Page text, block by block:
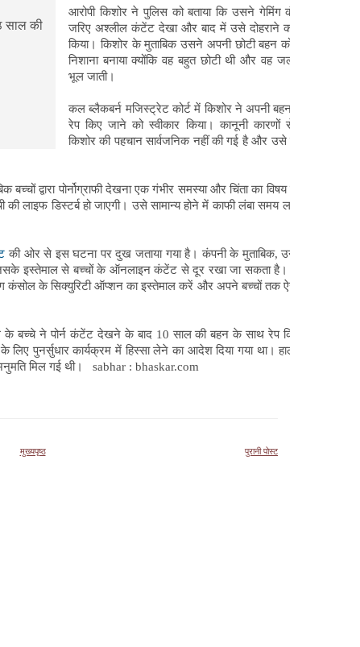
आरोपी किशोर ने पुलिस को बताया कि उसने गेमिंग कंसोल के
जरिए अश्लील कंटेंट देखा और बाद में उसे दोहराने का फैसला
किया। किशोर के मुताबिक उसने अपनी छोटी बहन को इसलिए
निशाना बनाया क्योंकि वह बहुत छोटी थी और वह जल्द ये सब
भूल जाती।
कल ब्लैकबर्न मजिस्ट्रेट कोर्ट में किशोर ने अपनी बहन के साथ
रेप किए जाने को स्वीकार किया। कानूनी कारणों से आरोपी
किशोर की पहचान सार्वजनिक नहीं की गई है और उसे रिश्तेदारों
द्वारा पोर्नोग्राफी देखना एक गंभीर समस्या और चिंता का विषय बनता जा
लाइफ डिस्टर्ब हो जाएगी। उसे सामान्य होने में काफी लंबा समय लग सकता
की ओर से इस घटना पर दुख जताया गया है। कंपनी के मुताबिक, उनके सभी
जिसके इस्तेमाल से बच्चों के ऑनलाइन कंटेंट से दूर रखा जा सकता है। कंपनी ने
कंसोल के सिक्युरिटी ऑप्शन का इस्तेमाल करें और अपने बच्चों तक ऐसा कंटेंट
बच्चे ने पोर्न कंटेंट देखने के बाद 10 साल की बहन के साथ रेप किया था।
पुनर्सुधार कार्यक्रम में हिस्सा लेने का आदेश दिया गया था। हालांकि इस
मिल गई थी। sabhar : bhaskar.com
पुरानी पोस्ट
मुख्यपृष्ठ